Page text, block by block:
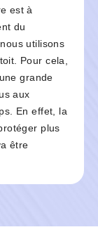
est à
du
utilisons
Pour cela,
grande
aux
En effet, la
plus
être